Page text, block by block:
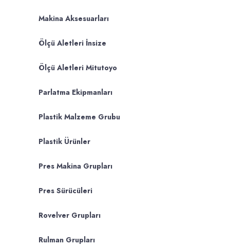
Makina Aksesuarları
Ölçü Aletleri İnsize
Ölçü Aletleri Mitutoyo
Parlatma Ekipmanları
Plastik Malzeme Grubu
Plastik Ürünler
Pres Makina Grupları
Pres Sürücüleri
Rovelver Grupları
Rulman Grupları